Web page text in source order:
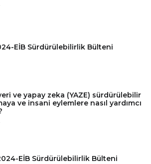
EİB Sürdürülebilirlik Bülteni
ve yapay zeka (YAZE) sürdürülebilir
ve insani eylemlere nasıl yardımcı
EİB Sürdürülebilirlik Bülteni